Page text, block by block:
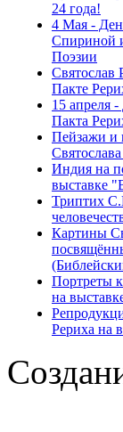
24 года!
4 Мая -
Спириной
Поэзии
Святослав
Пакте
15 апреля
Пакта
Пейзажи и
Индия на
выставке
Триптих
Картины
Портреты
на
Рериха на